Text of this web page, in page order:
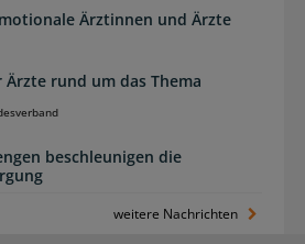
Ärztinnen und Ärzte
Ärzte rund um das Thema
beschleunigen die
weitere Nachrichten